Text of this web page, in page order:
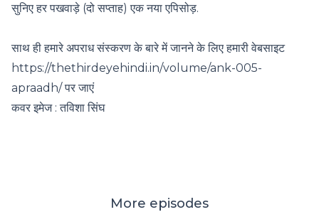
सुनिए हर पखवाड़े (दो सप्ताह) एक नया एपिसोड़.
साथ ही हमारे अपराध संस्करण के बारे में जानने के लिए हमारी वेबसाइट
https://thethirdeyehindi.in/volume/ank-005-
apraadh/ पर जाएं
कवर इमेज : तविशा सिंघ
More episodes